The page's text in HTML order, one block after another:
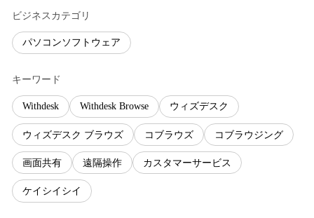
ビジネスカテゴリ
パソコンソフトウェア
キーワード
Withdesk Withdesk Browse ウィズデスク
ウィズデスク ブラウズ コブラウズ コブラウジング
画面共有 遠隔操作 カスタマーサービス
ケイシイシイ